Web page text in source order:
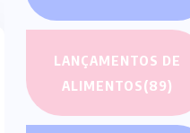
LANÇAMENTOS DE
ALIMENTOS(89)